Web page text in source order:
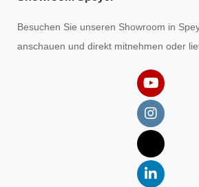
Besuchen Sie unseren Showroom in
anschauen und direkt mitnehmen oder